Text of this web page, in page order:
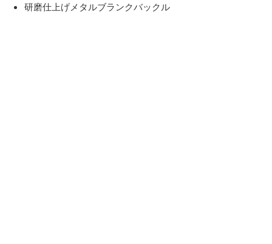
研磨仕上げメタルブランクバックル